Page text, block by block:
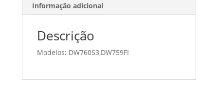
Informação adicional
Descrição
Modelos: DW760S3,DW759FI